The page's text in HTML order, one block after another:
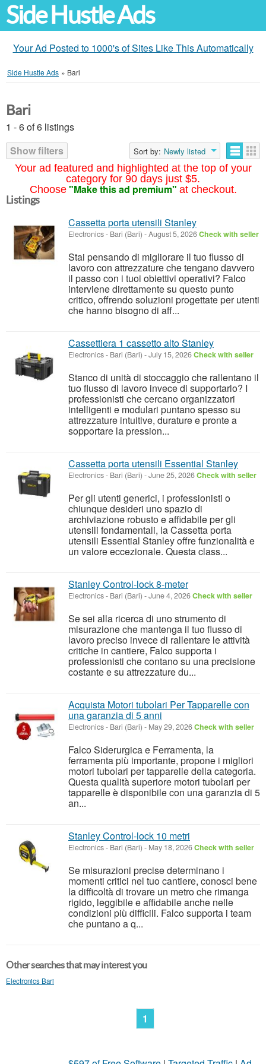
Side Hustle Ads
Your Ad Posted to 1000's of Sites Like This Automatically
Side Hustle Ads » Bari
Your ad featured and highlighted at the top of your
category for 90 days just $5.
Choose "Make this ad premium" at checkout.
Bari
1 - 6 of 6 listings
Show filters
Sort by: Newly listed
Listings
Cassetta porta utensili Stanley
Electronics- Bari (Bari) -August 5, 2026Check with seller
Stai pensando di migliorare il tuo flusso di
lavoro con attrezzature che tengano davvero
il passo con i tuoi obiettivi operativi? Falco
interviene direttamente su questo punto
critico, offrendo soluzioni progettate per utenti
che hanno bisogno di aff...
Cassettiera 1 cassetto alto Stanley
Electronics- Bari (Bari) -July 15, 2026Check with seller
Stanco di unità di stoccaggio che rallentano il
tuo flusso di lavoro invece di supportarlo? I
professionisti che cercano organizzatori
intelligenti e modulari puntano spesso su
attrezzature intuitive, durature e pronte a
sopportare la pression...
Cassetta porta utensili Essential Stanley
Electronics- Bari (Bari) -June 25, 2026Check with seller
Per gli utenti generici, i professionisti o
chiunque desideri uno spazio di
archiviazione robusto e affidabile per gli
utensili fondamentali, la Cassetta porta
utensili Essential Stanley offre funzionalità e
un valore eccezionale. Questa class...
Stanley Control-lock 8-meter
Electronics- Bari (Bari) -June 4, 2026Check with seller
Se sei alla ricerca di uno strumento di
misurazione che mantenga il tuo flusso di
lavoro preciso invece di rallentare le attività
critiche in cantiere, Falco supporta i
professionisti che contano su una precisione
costante e su attrezzature du...
Acquista Motori tubolari Per Tapparelle con
una garanzia di 5 anni
Electronics- Bari (Bari) - May 29, 2026Check with seller
Falco Siderurgica e Ferramenta, la
ferramenta più importante, propone i migliori
motori tubolari per tapparelle della categoria.
Questa qualità superiore motori tubolari per
tapparelle è disponibile con una garanzia di 5
an...
Stanley Control-lock 10 metri
Electronics- Bari (Bari) - May 18, 2026Check with seller
Se misurazioni precise determinano i
momenti critici nel tuo cantiere, conosci bene
la difficoltà di trovare un metro che rimanga
rigido, leggibile e affidabile anche nelle
condizioni più difficili. Falco supporta i team
che puntano a q...
Other searches that may interest you
Electronics Bari
1